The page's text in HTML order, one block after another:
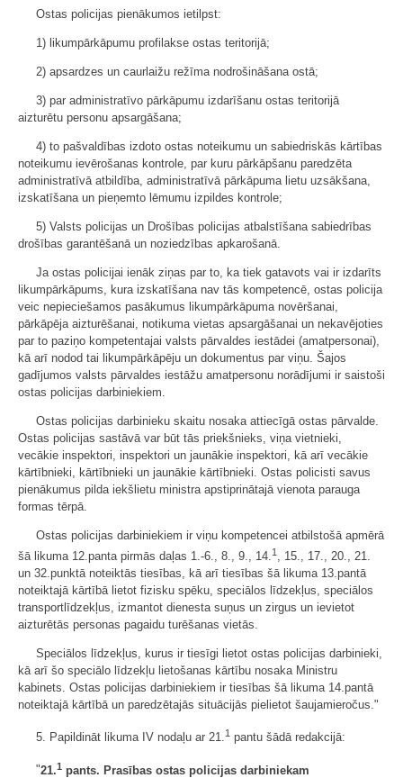
Ostas policijas pienākumos ietilpst:
1) likumpārkāpumu profilakse ostas teritorijā;
2) apsardzes un caurlaižu režīma nodrošināšana ostā;
3) par administratīvo pārkāpumu izdarīšanu ostas teritorijā
aizturētu personu apsargāšana;
4) to pašvaldības izdoto ostas noteikumu un sabiedriskās kārtības
noteikumu ievērošanas kontrole, par kuru pārkāpšanu paredzēta
administratīvā atbildība, administratīvā pārkāpuma lietu uzsākšana,
izskatīšana un pieņemto lēmumu izpildes kontrole;
5) Valsts policijas un Drošības policijas atbalstīšana sabiedrības
drošības garantēšanā un noziedzības apkarošanā.
Ja ostas policijai ienāk ziņas par to, ka tiek gatavots vai ir izdarīts
likumpārkāpums, kura izskatīšana nav tās kompetencē, ostas policija
veic nepieciešamos pasākumus likumpārkāpuma novēršanai,
pārkāpēja aizturēšanai, notikuma vietas apsargāšanai un nekavējoties
par to paziņo kompetentajai valsts pārvaldes iestādei (amatpersonai),
kā arī nodod tai likumpārkāpēju un dokumentus par viņu. Šajos
gadījumos valsts pārvaldes iestāžu amatpersonu norādījumi ir saistoši
ostas policijas darbiniekiem.
Ostas policijas darbinieku skaitu nosaka attiecīgā ostas pārvalde.
Ostas policijas sastāvā var būt tās priekšnieks, viņa vietnieki,
vecākie inspektori, inspektori un jaunākie inspektori, kā arī vecākie
kārtībnieki, kārtībnieki un jaunākie kārtībnieki. Ostas policisti savus
pienākumus pilda iekšlietu ministra apstiprinātajā vienota parauga
formas tērpā.
Ostas policijas darbiniekiem ir viņu kompetencei atbilstošā apmērā
šā likuma 12.panta pirmās daļas 1.-6., 8., 9., 14. 1
, 15., 17., 20., 21.
un 32.punktā noteiktās tiesības, kā arī tiesības šā likuma 13.pantā
noteiktajā kārtībā lietot fizisku spēku, speciālos līdzekļus, speciālos
transportlīdzekļus, izmantot dienesta suņus un zirgus un ievietot
aizturētās personas pagaidu turēšanas vietās.
Speciālos līdzekļus, kurus ir tiesīgi lietot ostas policijas darbinieki,
kā arī šo speciālo līdzekļu lietošanas kārtību nosaka Ministru
kabinets. Ostas policijas darbiniekiem ir tiesības šā likuma 14.pantā
noteiktajā kārtībā un paredzētajās situācijās pielietot šaujamieročus."
5. Papildināt likuma IV nodaļu ar 21.1 pantu šādā redakcijā:
"21.1 pants. Prasības ostas policijas darbiniekam